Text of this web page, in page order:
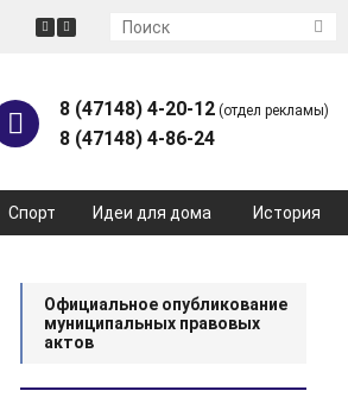
8 (47148) 4-20-12 (отдел рекламы)
8 (47148) 4-86-24
Спорт Идеи для дома История
Официальное опубликование
муниципальных правовых
актов